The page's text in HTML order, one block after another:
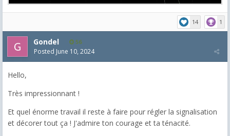
14 1
Gondel 56
Posted June 10, 2024
Hello,
Très impressionnant !
Et quel énorme travail il reste à faire pour régler la signalisation
et décorer tout ça ! J'admire ton courage et ta ténacité.